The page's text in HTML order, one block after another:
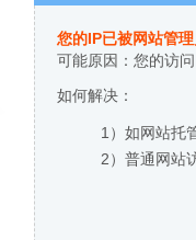
您的IP已被网站管
可能原因：您的访
如何解决：
1）如网站托
2）普通网站